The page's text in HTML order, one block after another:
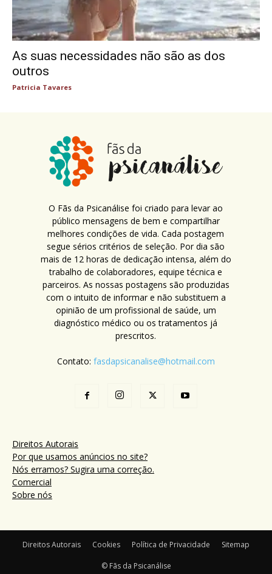
As suas necessidades não são as dos
outros
Patricia Tavares
O Fãs da Psicanálise foi criado para levar ao
público mensagens de bem e compartilhar
melhores condições de vida. Cada postagem
segue sérios critérios de seleção. Por dia são
mais de 12 horas de dedicação intensa, além do
trabalho de colaboradores, equipe técnica e
parceiros. As nossas postagens são produzidas
com o intuito de informar e não substituem a
opinião de um profissional de saúde, um
diagnóstico médico ou os tratamentos já
prescritos.
Contato: fasdapsicanalise@hotmail.com
Direitos Autorais
Por que usamos anúncios no site?
Nós erramos? Sugira uma correção.
Comercial
Sobre nós
Direitos Autorais Cookies Política de Privacidade Sitemap
© Fãs da Psicanálise